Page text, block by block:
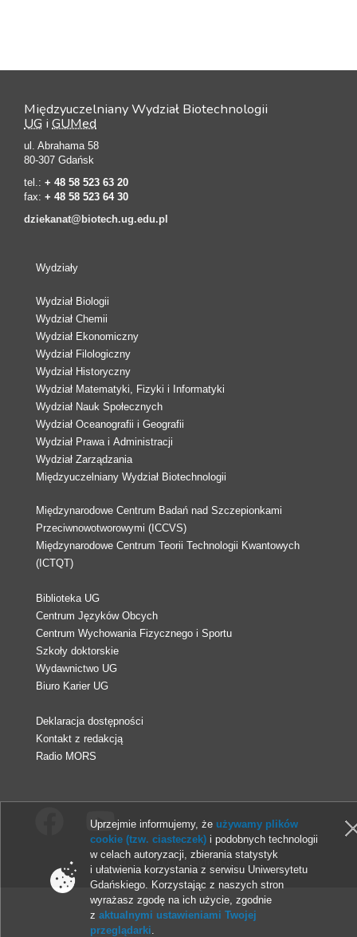
Międzyuczelniany Wydział Biotechnologii
UG i GUMed
ul. Abrahama 58
80-307 Gdańsk
tel.: + 48 58 523 63 20
fax: + 48 58 523 64 30
dziekanat@biotech.ug.edu.pl
Wydziały
Wydział Biologii
Wydział Chemii
Wydział Ekonomiczny
Wydział Filologiczny
Wydział Historyczny
Wydział Matematyki, Fizyki i Informatyki
Wydział Nauk Społecznych
Wydział Oceanografii i Geografii
Wydział Prawa i Administracji
Wydział Zarządzania
Międzyuczelniany Wydział Biotechnologii
Międzynarodowe Centrum Badań nad Szczepionkami
Przeciwnowotworowymi (ICCVS)
Międzynarodowe Centrum Teorii Technologii Kwantowych
(ICTQT)
Biblioteka UG
Centrum Języków Obcych
Centrum Wychowania Fizycznego i Sportu
Szkoły doktorskie
Wydawnictwo UG
Biuro Karier UG
Deklaracja dostępności
Kontakt z redakcją
Radio MORS
© 2013-2026 Uniwersytet Gdański
Uprzejmie informujemy, że używamy plików
cookie (tzw. ciasteczek) i podobnych technologii
w celach autoryzacji, zbierania statystyk
i ułatwienia korzystania z serwisu Uniwersytetu
Gdańskiego. Korzystając z naszych stron
wyrażasz zgodę na ich użycie, zgodnie
zaktualnymi ustawieniami Twojej
przeglądarki.